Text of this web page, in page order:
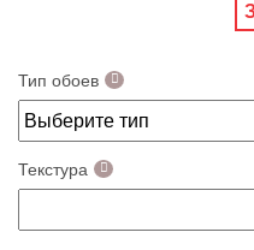
Тип обоев
Текстура